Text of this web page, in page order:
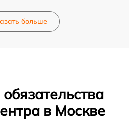
больше
в Москве